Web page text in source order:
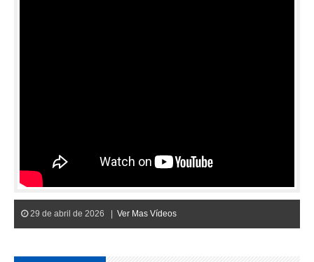
29 de abril de 2026 | Ver Mas Vídeos